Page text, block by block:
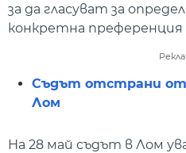
за да гласуват за
конкретна преференция
Съдът отстрани
Лом
На 28 май съдът в Лом